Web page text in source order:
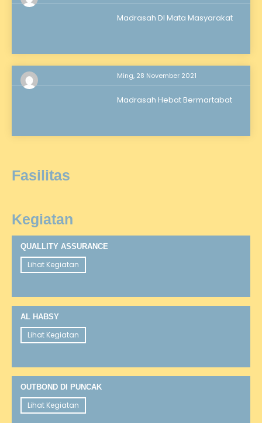
Madrasah DI Mata Masyarakat
Ming, 28 November 2021
Madrasah Hebat Bermartabat
Fasilitas
Kegiatan
QUALLITY ASSURANCE
Lihat Kegiatan
AL HABSY
Lihat Kegiatan
OUTBOND DI PUNCAK
Lihat Kegiatan